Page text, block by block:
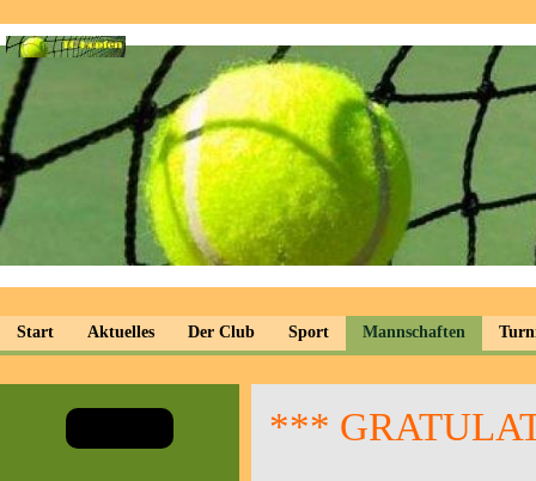
Start Aktuelles Der Club Sport Mannschaften
***